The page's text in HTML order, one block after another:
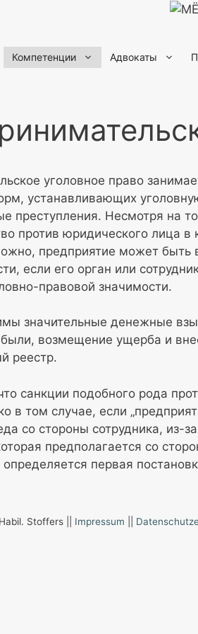
Компетенции Адвокаты
уголовное право
устанавливающих
преступления. Несмотря на
против юридического лица в
предприятие может быть
если его орган или
правовой значимости.
значительные денежные
возмещение ущерба и
реестр.
санкции подобного рода
в том случае, если
со стороны сотрудника, из-
предполагается со
определяется первая
Stoffers || Impressum